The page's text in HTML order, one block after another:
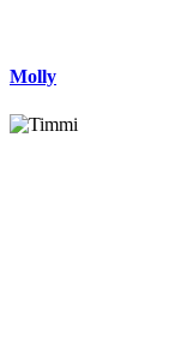
Molly